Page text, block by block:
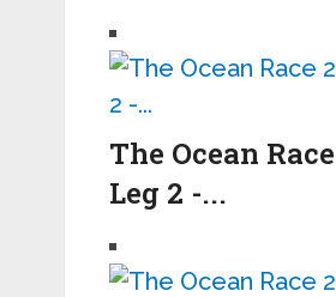
The Ocean
Leg 2 -...